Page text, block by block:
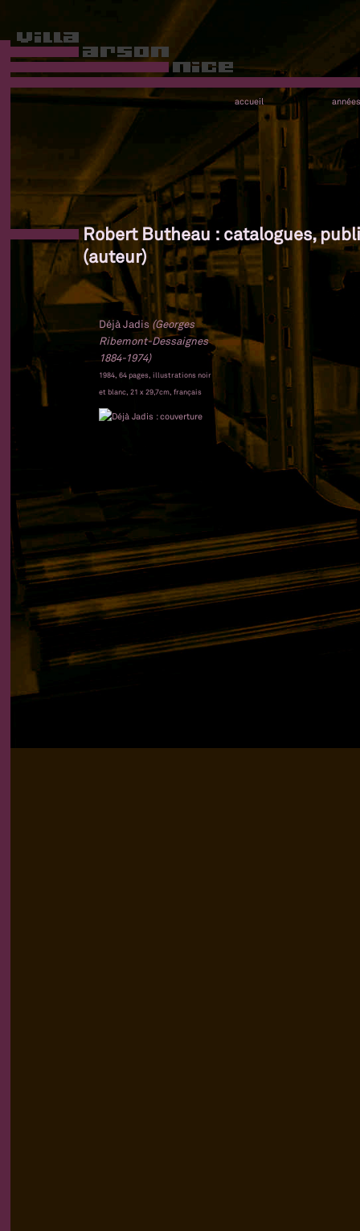
accueil années
Robert Butheau : catalogues,
(auteur)
Déjà Jadis (Georges
Ribemont-Dessaignes
1884-1974)
1984, 64 pages, illustrations noir
et blanc, 21 x 29,7cm, français